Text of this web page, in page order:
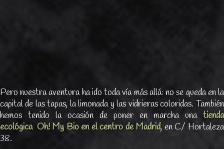
Pero nuestra aventura ha ido toda vía más allá: no se queda en la
capital de las tapas, la limonada y las vidrieras coloridas. También
hemos tenido la ocasión de poner en marcha una tienda
ecológica Oh! My Bio en el centro de Madrid, en C/ Hortaleza
38.